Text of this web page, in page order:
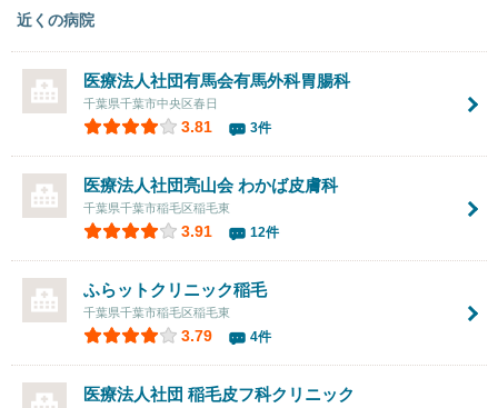
近くの病院
医療法人社団有馬会有馬外科胃腸科
千葉県千葉市中央区春日
3.81 3件
医療法人社団亮山会 わかば皮膚科
千葉県千葉市稲毛区稲毛東
3.91 12件
ふらットクリニック稲毛
千葉県千葉市稲毛区稲毛東
3.79 4件
医療法人社団 稲毛皮フ科クリニック